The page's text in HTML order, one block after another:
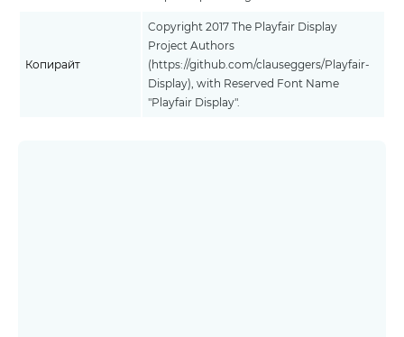
Копирайт
Copyright 2017 The Playfair Display
Project Authors
(https://github.com/clauseggers/Playfair-
Display), with Reserved Font Name
"Playfair Display".